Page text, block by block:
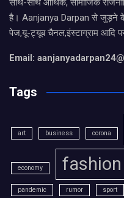
साथ-साथ आर्थिक, सामाजिक
है। Aanjanya Darpan से जुड़ने के
पेज,यू-ट्यूब चैनल,इंस्टाग्राम आदि
Email:
Tags
art business corona
economy fashion
pandemic rumor sport